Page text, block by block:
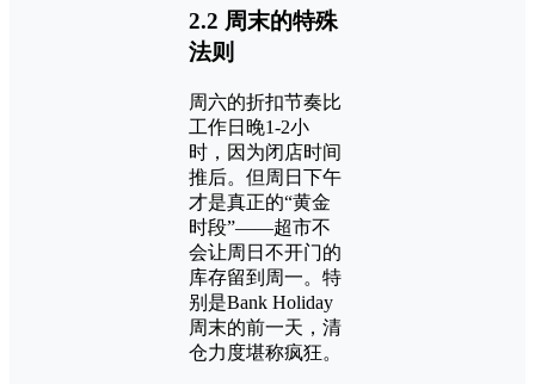
2.2 周末的特殊
法则
周六的折扣节奏比
工作日晚1-2小
时，因为闭店时间
推后。但周日下午
才是真正的“黄金
时段”——超市不
会让周日不开门的
库存留到周一。特
别是Bank Holiday
周末的前一天，清
仓力度堪称疯狂。